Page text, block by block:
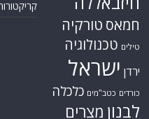
חמאס טורקיה
טילים טכנולוגיה
ירדן ישראל
כורדים כטב"מים כלכלה
לבנון מצרים